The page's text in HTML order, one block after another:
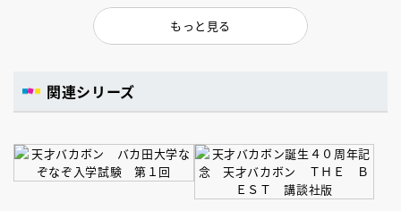
もっと見る
関連シリーズ